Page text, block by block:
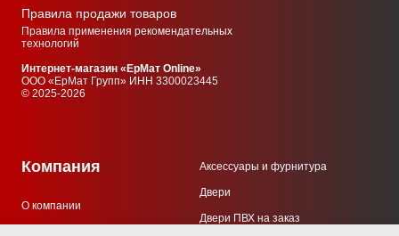
Правила продажи товаров
Правила применения рекомендательных
технологий
Интернет-магазин «ЕрМат Online»
ООО «ЕрМат Групп» ИНН 3300023445
© 2025-2026
Компания
О компании
Аксессуары и фурнитура
Двери
Двери ПВХ на заказ